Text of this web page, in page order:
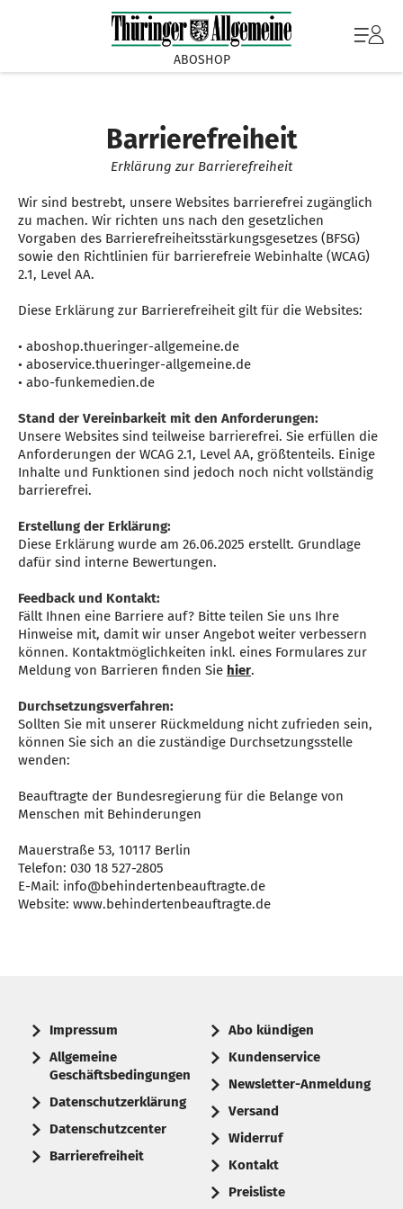
ABOSHOP
Barrierefreiheit
Erklärung zur Barrierefreiheit
Wir sind bestrebt, unsere Websites barrierefrei zugänglich
zu machen. Wir richten uns nach den gesetzlichen
Vorgaben des Barrierefreiheitsstärkungsgesetzes (BFSG)
sowie den Richtlinien für barrierefreie Webinhalte (WCAG)
2.1, Level AA.
Diese Erklärung zur Barrierefreiheit gilt für die Websites:
• aboshop.thueringer-allgemeine.de
• aboservice.thueringer-allgemeine.de
• abo-funkemedien.de
Stand der Vereinbarkeit mit den Anforderungen:
Unsere Websites sind teilweise barrierefrei. Sie erfüllen die
Anforderungen der WCAG 2.1, Level AA, größtenteils. Einige
Inhalte und Funktionen sind jedoch noch nicht vollständig
barrierefrei.
Erstellung der Erklärung:
Diese Erklärung wurde am 26.06.2025 erstellt. Grundlage
dafür sind interne Bewertungen.
Feedback und Kontakt:
Fällt Ihnen eine Barriere auf? Bitte teilen Sie uns Ihre
Hinweise mit, damit wir unser Angebot weiter verbessern
können. Kontaktmöglichkeiten inkl. eines Formulares zur
Meldung von Barrieren finden Sie hier.
Durchsetzungsverfahren:
Sollten Sie mit unserer Rückmeldung nicht zufrieden sein,
können Sie sich an die zuständige Durchsetzungsstelle
wenden:
Beauftragte der Bundesregierung für die Belange von
Menschen mit Behinderungen
Mauerstraße 53, 10117 Berlin
Telefon: 030 18 527-2805
E-Mail: info@behindertenbeauftragte.de
Website: www.behindertenbeauftragte.de
Impressum
Allgemeine
Geschäftsbedingungen
Datenschutzerklärung
Datenschutzcenter
Barrierefreiheit
Abo kündigen
Kundenservice
Newsletter-Anmeldung
Versand
Widerruf
Kontakt
Preisliste